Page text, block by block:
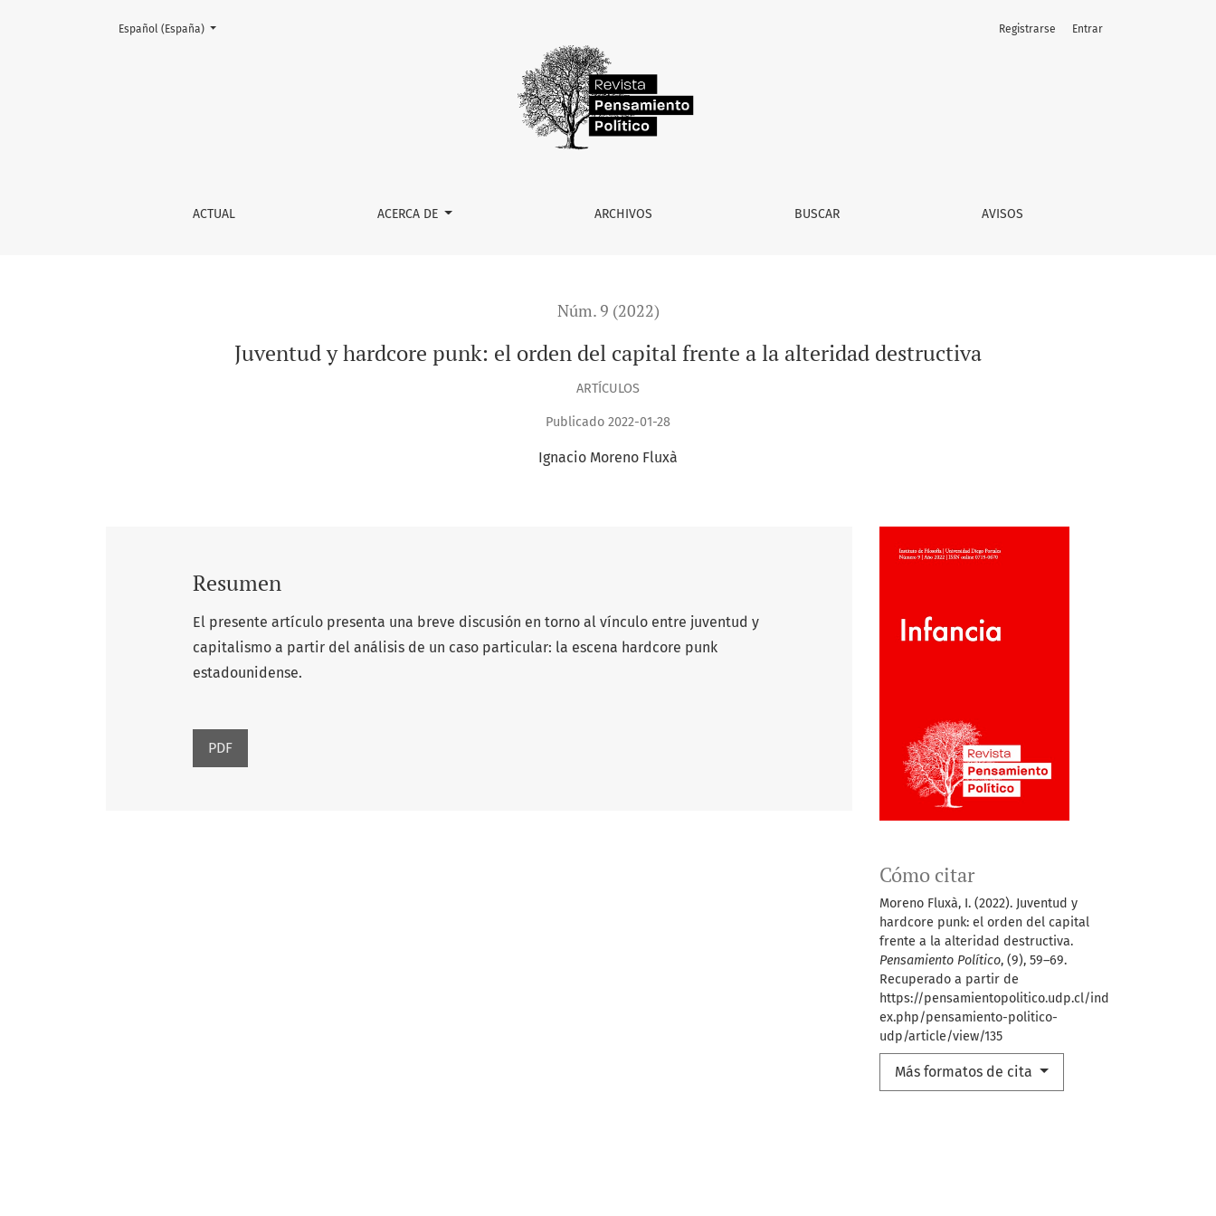
Juventud y hardcore punk
ACTUAL ACERCA DE ARCHIVOS BUSCAR AVISOS
Registrarse Entrar
Cambiar el idioma. El actual es:
Español (España)
Núm. 9 (2022)
Juventud y hardcore punk: el orden del capital frente a la alteridad destructiva
ARTÍCULOS
Publicado 2022-01-28
Ignacio Moreno Fluxà
Cómo citar
Moreno Fluxà, I. (2022). Juventud y
hardcore punk: el orden del capital
frente a la alteridad destructiva.
Pensamiento Político, (9), 59–69.
Recuperado a partir de
https://pensamientopolitico.udp.cl/ind
ex.php/pensamiento-politico-
udp/article/view/135
Más formatos de cita
Resumen
El presente artículo presenta una breve discusión en torno al vínculo entre juventud y
capitalismo a partir del análisis de un caso particular: la escena hardcore punk
estadounidense.
PDF